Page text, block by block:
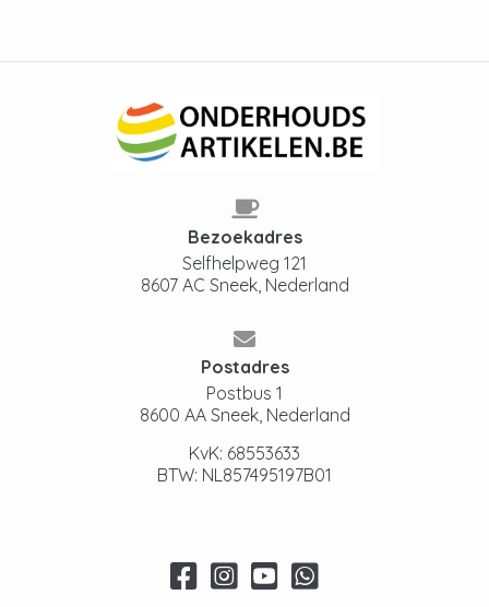
Bezoekadres
Selfhelpweg 121
8607 AC Sneek, Nederland
Postadres
Postbus 1
8600 AA Sneek, Nederland
KvK: 68553633
BTW: NL857495197B01